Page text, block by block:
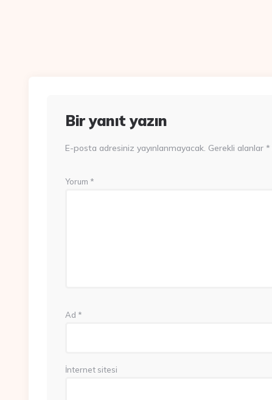
Bir yanıt yazın
E-posta adresiniz yayınlanmayacak. Gerekli alanlar *
Yorum *
Ad *
İnternet sitesi